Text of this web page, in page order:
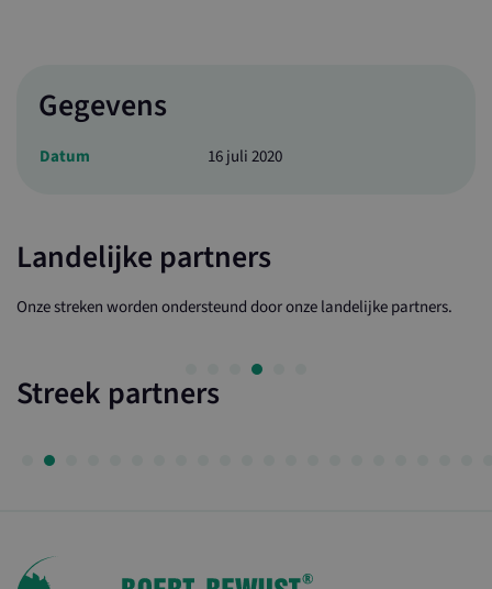
Gegevens
Datum 16 juli 2020
Landelijke partners
Onze streken worden ondersteund door onze landelijke partners.
Streek partners